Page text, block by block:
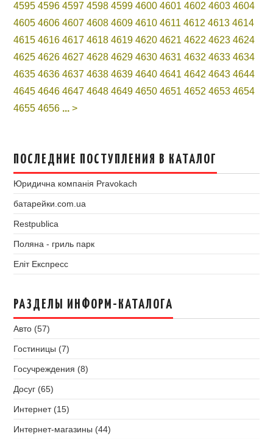
4595 4596 4597 4598 4599 4600 4601 4602 4603 4604
4605 4606 4607 4608 4609 4610 4611 4612 4613 4614
4615 4616 4617 4618 4619 4620 4621 4622 4623 4624
4625 4626 4627 4628 4629 4630 4631 4632 4633 4634
4635 4636 4637 4638 4639 4640 4641 4642 4643 4644
4645 4646 4647 4648 4649 4650 4651 4652 4653 4654
4655 4656 ... >
ПОСЛЕДНИЕ ПОСТУПЛЕНИЯ В КАТАЛОГ
Юридична компанія Pravokach
батарейки.com.ua
Restpublica
Поляна - гриль парк
Еліт Експресс
РАЗДЕЛЫ ИНФОРМ-КАТАЛОГА
Авто (57)
Гостиницы (7)
Госучреждения (8)
Досуг (65)
Интернет (15)
Интернет-магазины (44)